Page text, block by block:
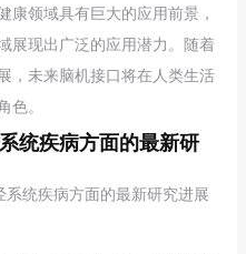
康领域具有巨大的应用前景，
展现出广泛的应用潜力。随着
，未来脑机接口将在人类生活
。
统疾病方面的最新研
统疾病方面的最新研究进展